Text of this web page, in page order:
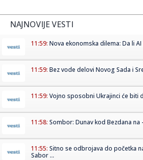
NAJNOVIJE VESTI
11:59: Nova ekonomska dilema: Da li
11:59: Bez vode delovi Novog Sada i
11:59: Vojno sposobni Ukrajinci će biti
11:58: Sombor: Dunav kod Bezdana na
11:55: Sitno se odbrojava do početka
Sabor ...